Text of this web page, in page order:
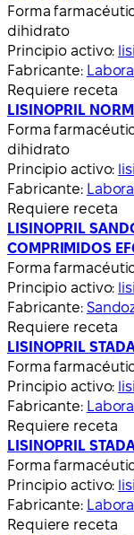
Forma
dihidrato
Principio activo:
Fabricante:
Requiere receta
LISINOPRIL
Forma
dihidrato
Principio activo:
Fabricante:
Requiere receta
LISINOPRIL
COMPRIMIDOS
Forma
Principio activo:
Fabricante:
Requiere receta
LISINOPRIL
Forma
Principio activo:
Fabricante:
Requiere receta
LISINOPRIL
Forma
Principio activo:
Fabricante:
Requiere receta